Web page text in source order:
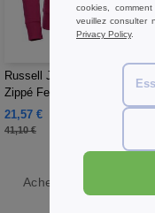
Russell JZ66F - Sweat
Zippé Femme Authentique
21,57 €
41,10 €
Acheter Sweats
cookies,
veuillez consulter
Privacy Policy.